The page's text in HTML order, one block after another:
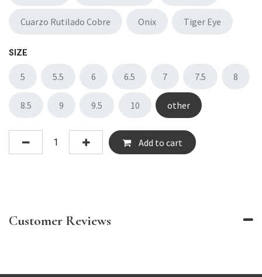
Cuarzo Rutilado Cobre Onix Tiger Eye
SIZE
5 5.5 6 6.5 7 7.5 8
8.5 9 9.5 10 other
Add to cart
Customer Reviews